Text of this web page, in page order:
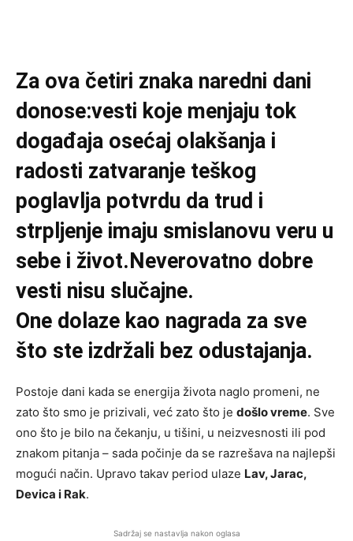
Za ova četiri znaka naredni dani
donose:vesti koje menjaju tok
događaja osećaj olakšanja i
radosti zatvaranje teškog
poglavlja potvrdu da trud i
strpljenje imaju smislanovu veru u
sebe i život.Neverovatno dobre
vesti nisu slučajne.
One dolaze kao nagrada za sve
što ste izdržali bez odustajanja.
Postoje dani kada se energija života naglo promeni, ne
zato što smo je prizivali, već zato što je došlo vreme. Sve
ono što je bilo na čekanju, u tišini, u neizvesnosti ili pod
znakom pitanja – sada počinje da se razrešava na najlepši
mogući način. Upravo takav period ulaze Lav, Jarac,
Devica i Rak.
Sadržaj se nastavlja nakon oglasa